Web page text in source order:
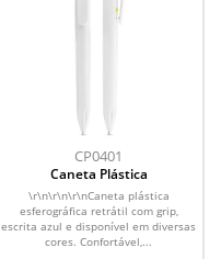
CP0401
Caneta Plástica
\r\n\r\n\r\nCaneta plástica
esferográfica retrátil com grip,
escrita azul e disponível em diversas
cores. Confortável,...